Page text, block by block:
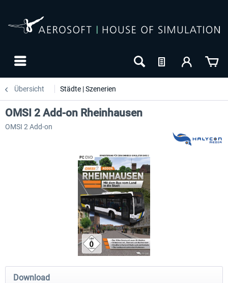
Übersicht Städte | Szenerien
OMSI 2 Add-on Thüringer Wald OMSI 2 Add-on Berlin Linie
OMSI 2 Add-on Rheinhausen
OMSI 2 Add-on
Download